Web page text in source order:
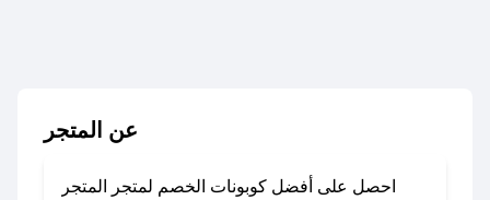
عن المتجر
احصل على أفضل كوبونات الخصم لمتجر المتجر